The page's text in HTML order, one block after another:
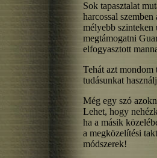
Sok tapasztalat
harcossal
mélyebb szinteken
megtámogatni
elfogyasztott
Tehát azt
tudásunkat
Még egy szó
Lehet, hogy
ha a másik
a megközelítési
módszerek!